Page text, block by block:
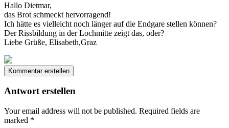
Hallo Dietmar,
das Brot schmeckt hervorragend!
Ich hätte es vielleicht noch länger auf die Endgare stellen können?
Der Rissbildung in der Lochmitte zeigt das, oder?
Liebe Grüße, Elisabeth,Graz
Kommentar erstellen
Antwort erstellen
Your email address will not be published. Required fields are
marked *